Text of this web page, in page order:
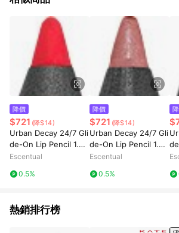
單資格確認。 6.欲透過APP導購跳轉前往活動頁
新屈臣氏APP至版本26010.4.0。
降價
$721 (降$14)
Urban Decay 24/7 Gli
de-On Lip Pencil 1.2g
714
Escentual
0.5%
降價
$721 (降$14)
Urban Decay 24/7 Gli
de-On Lip Pencil 1.2g
Peyote
Escentual
0.5%
g
熱銷排行榜